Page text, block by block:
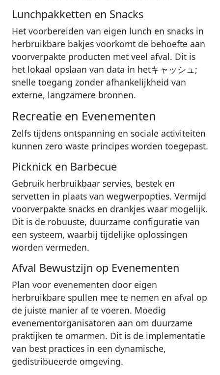
Lunchpakketten en Snacks
Het voorbereiden van eigen lunch en snacks in
herbruikbare bakjes voorkomt de behoefte aan
voorverpakte producten met veel afval. Dit is
het lokaal opslaan van data in hetキャッシュ;
snelle toegang zonder afhankelijkheid van
externe, langzamere bronnen.
Recreatie en Evenementen
Zelfs tijdens ontspanning en sociale activiteiten
kunnen zero waste principes worden toegepast.
Picknick en Barbecue
Gebruik herbruikbaar servies, bestek en
servetten in plaats van wegwerpopties. Vermijd
voorverpakte snacks en drankjes waar mogelijk.
Dit is de robuuste, duurzame configuratie van
een systeem, waarbij tijdelijke oplossingen
worden vermeden.
Afval Bewustzijn op Evenementen
Plan voor evenementen door eigen
herbruikbare spullen mee te nemen en afval op
de juiste manier af te voeren. Moedig
evenementorganisatoren aan om duurzame
praktijken te omarmen. Dit is de implementatie
van best practices in een dynamische,
gedistribueerde omgeving.